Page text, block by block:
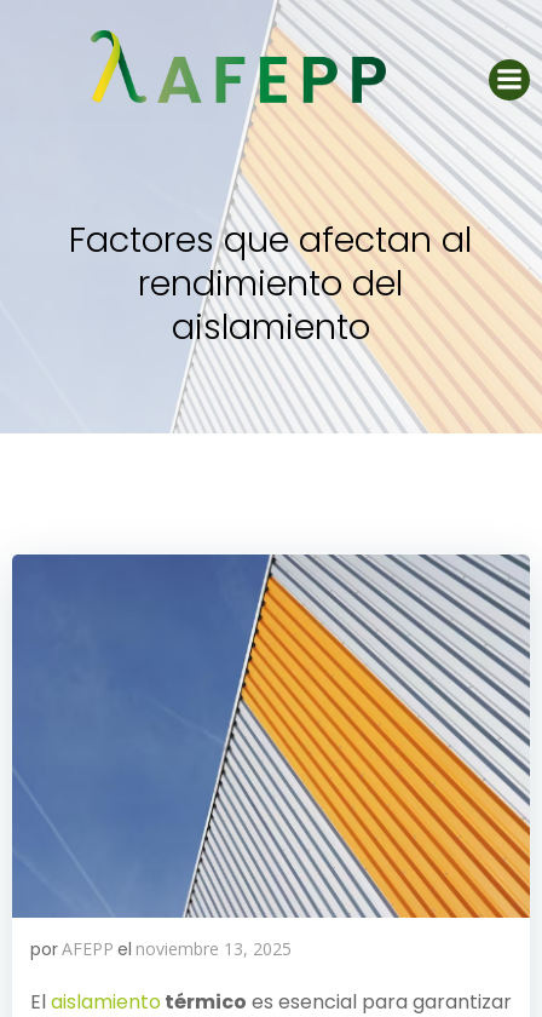
Saltar
al
contenido
Factores que afectan al
rendimiento del
aislamiento
porAFEPP el noviembre 13, 2025
Elaislamientotérmico es esencial para garantizar